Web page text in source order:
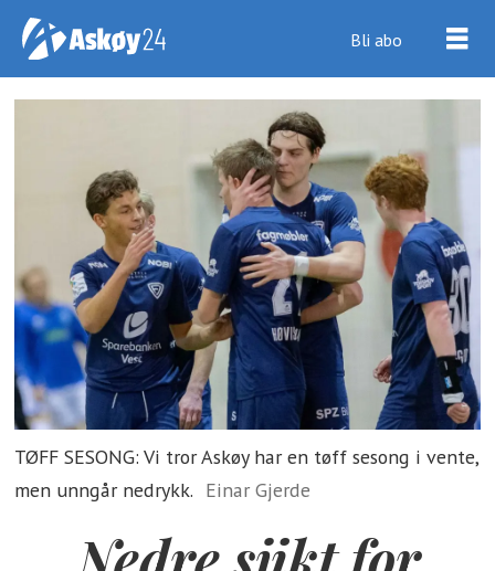
Bli abo
TØFF SESONG: Vi tror Askøy har en tøff sesong i vente,
men unngår nedrykk. Einar Gjerde